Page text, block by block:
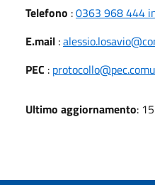
Telefono :0363 968 444
E.mail :
PEC :
Ultimo aggiornamento: